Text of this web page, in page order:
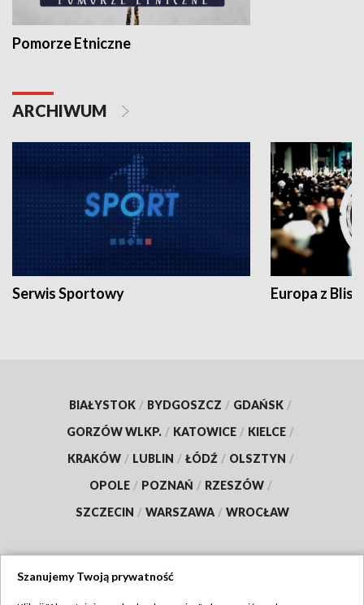
Pomorze Etniczne
ARCHIWUM
Serwis Sportowy Europa z
BIAŁYSTOK / BYDGOSZCZ / GDAŃSK /
GORZÓW WLKP. / KATOWICE / KIELCE /
KRAKÓW / LUBLIN / ŁÓDŹ / OLSZTYN /
OPOLE / POZNAŃ / RZESZÓW /
SZCZECIN / WARSZAWA / WROCŁAW
Szanujemy Twoją prywatność